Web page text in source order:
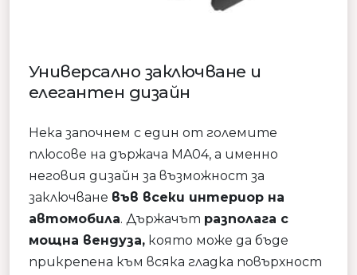
Универсално заключване и
елегантен дизайн
Нека започнем с един от големите
плюсове на държача MA04, а именно
неговия дизайн за възможност за
заключване във всеки интериор на
автомобила. Държачът разполага с
мощна вендуза, която може да бъде
прикрепена към всяка гладка повърхност